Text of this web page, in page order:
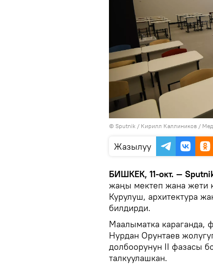
© Sputnik / Кирилл Каллиников /
Жазылуу
БИШКЕК, 11-окт. —
жаңы мектеп жана жети
Курулуш, архитектура
билдирди.
Маалыматка караганда,
Нурдан Орунтаев
долбоорунун II фазасы
талкуулашкан.